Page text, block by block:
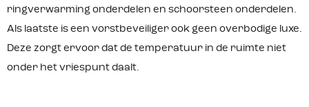
ringverwarming onderdelen en schoorsteen onderdelen.
Als laatste is een vorstbeveiliger ook geen overbodige luxe.
Deze zorgt ervoor dat de temperatuur in de ruimte niet
onder het vriespunt daalt.